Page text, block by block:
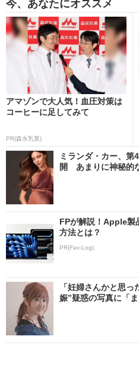
今、あなたにオススメ
アマゾンで大人気！血圧対策は
コーヒーに足してみて
PR(森永乳業)
ミランダ・カー、第
開 あまりに神秘的
FPが解説！Apple製
方法とは？
PR(Fav-Log)
「妊婦さんかと思
娠”疑惑の写真に「